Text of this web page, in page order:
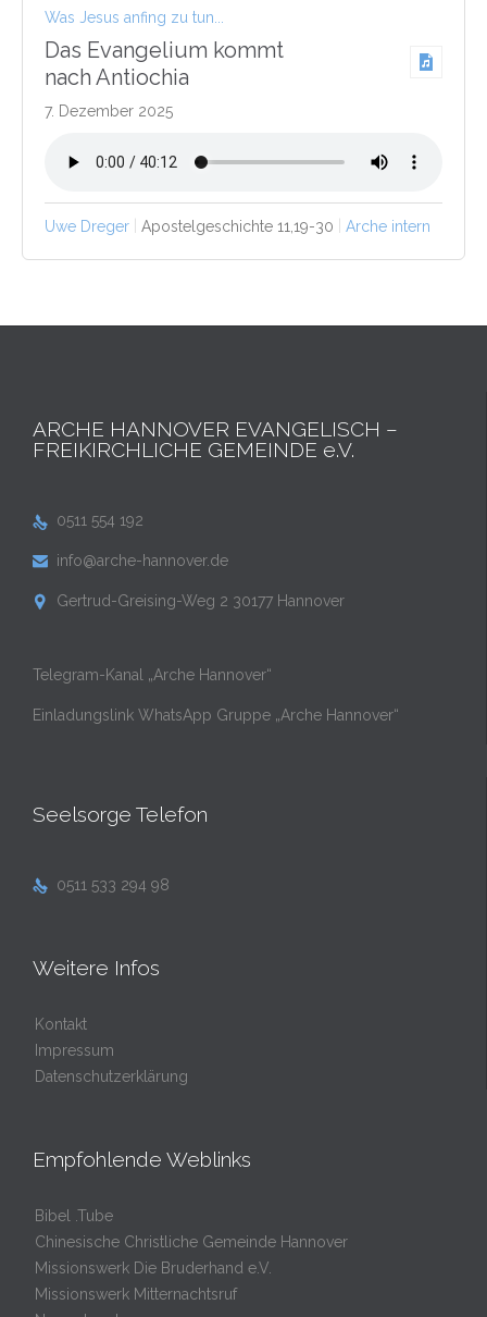
Was Jesus anfing zu tun...
Das Evangelium kommt
nach Antiochia
7. Dezember 2025
Uwe Dreger Apostelgeschichte 11,19-30 Arche intern
ARCHE HANNOVER EVANGELISCH –
FREIKIRCHLICHE GEMEINDE e.V.
 0511 554 192
 info@arche-hannover.de
 Gertrud-Greising-Weg 2 30177 Hannover
Telegram-Kanal „Arche Hannover“
Einladungslink WhatsApp Gruppe „Arche Hannover“
Seelsorge Telefon
 0511 533 294 98
Weitere Infos
Kontakt
Impressum
Datenschutzerklärung
Empfohlende Weblinks
Bibel .Tube
Chinesische Christliche Gemeinde Hannover
Missionswerk Die Bruderhand e.V.
Missionswerk Mitternachtsruf